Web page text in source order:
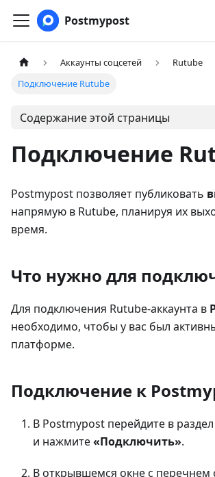
Postmypost
Аккаунты соцсетей
Rutube
Подключение Rutube
Содержание этой страницы
Подключение
Postmypost позволяет публиковать
напрямую в Rutube, планируя их
время.
Что нужно для
Для подключения Rutube-аккаунта в
необходимо, чтобы у вас был
платформе.
Подключение к
В Postmypost перейдите в раздел
и нажмите«Подключить».
В открывшемся окне с перечнем